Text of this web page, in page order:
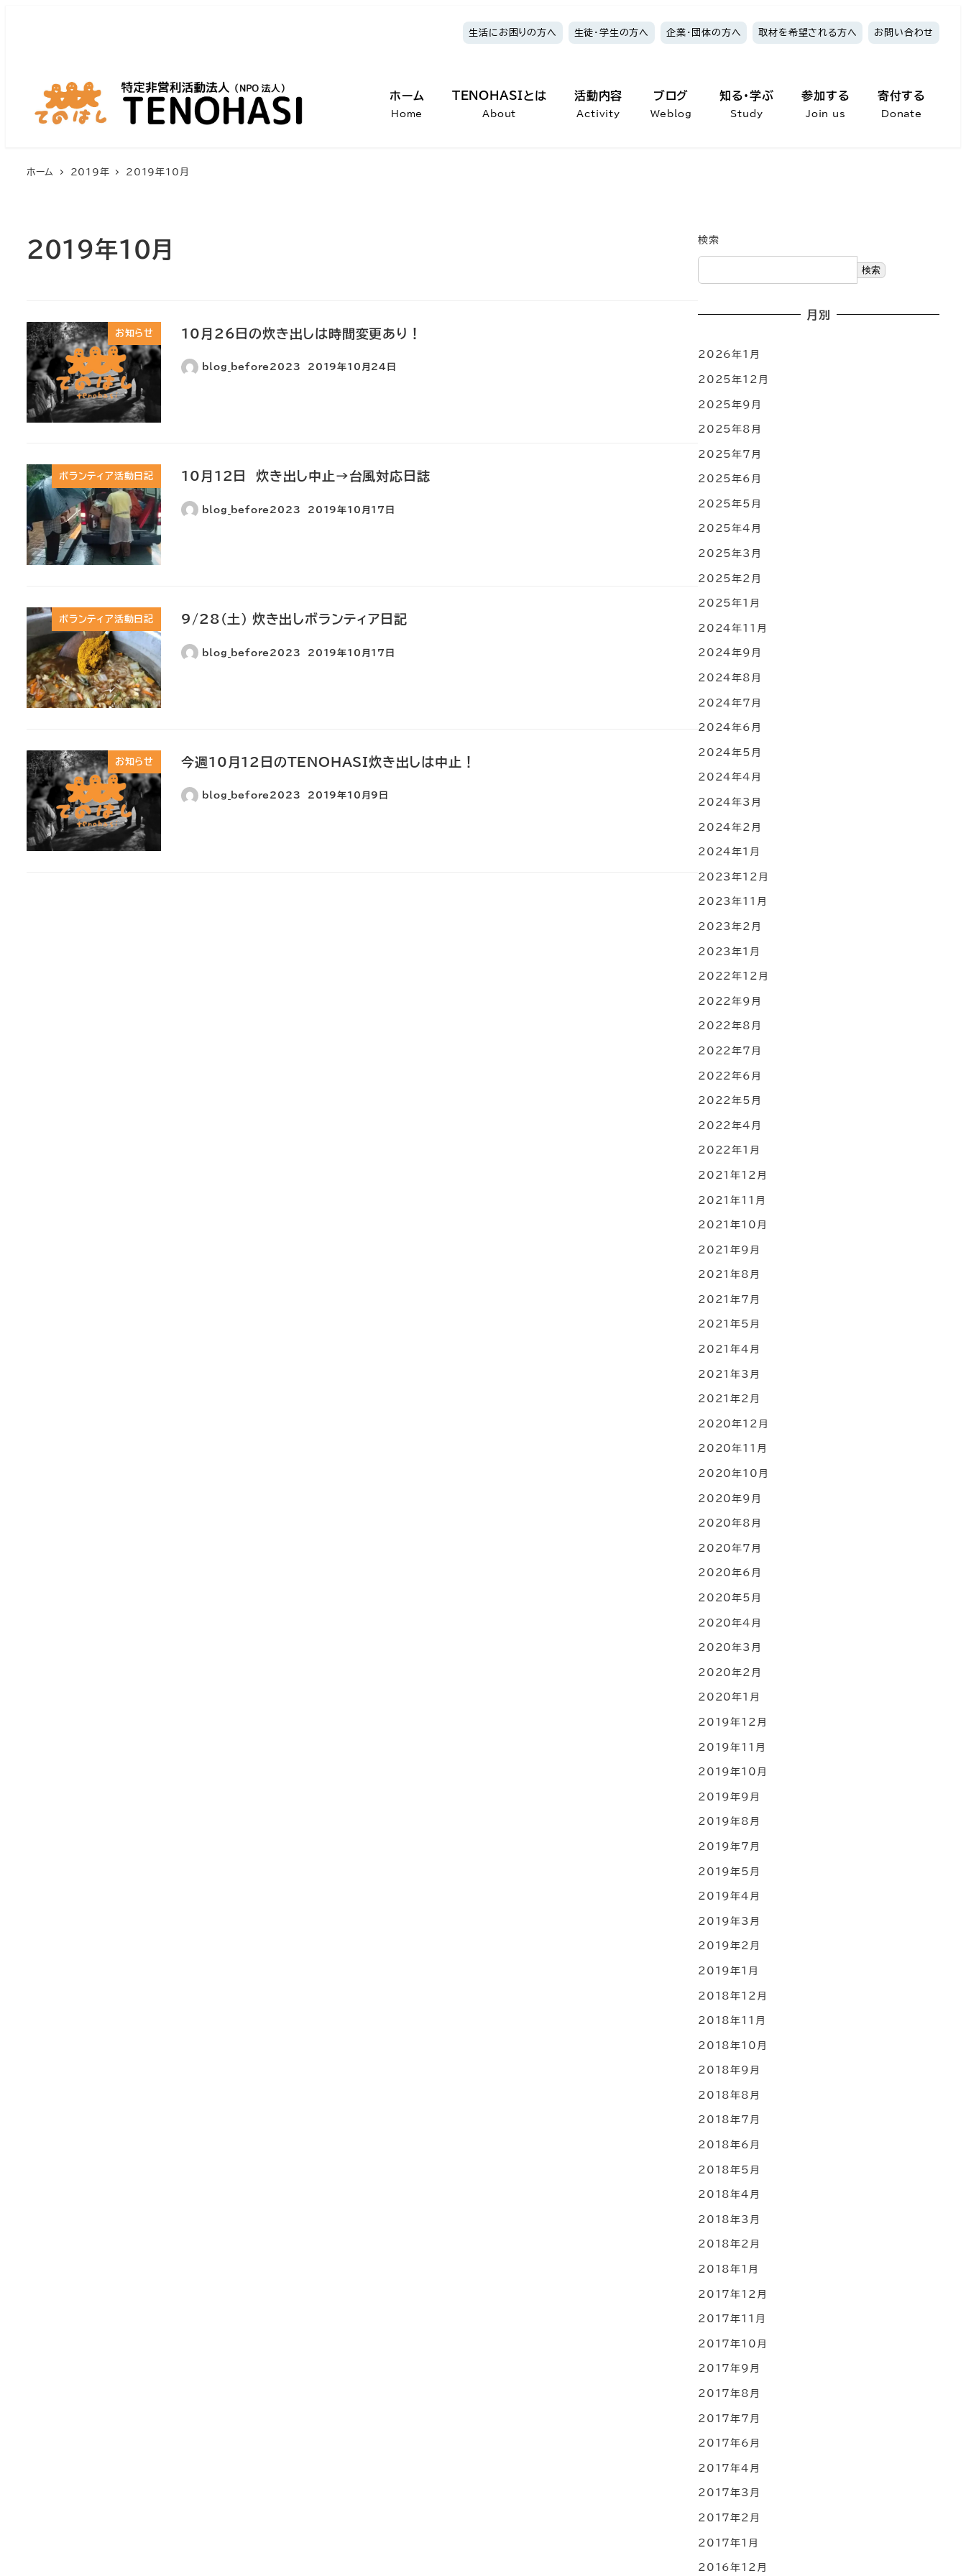
生活にお困りの方へ 生徒・学生の方へ 企業・団体の方へ 取材を希望される方へ お問い合わせ
ホーム
Home
TENOHASIとは
About
活動内容
Activity
ブログ
Weblog
知る・学ぶ
Study
参加する
Join us
寄付する
Donate
ホーム 2019年 2019年10月
2019年10月
お知らせ 10月26日の炊き出しは時間変更あり！
blog_before2023 2019年10月24日
ボランティア活動日記 10月12日 炊き出し中止→台風対応日誌
blog_before2023 2019年10月17日
ボランティア活動日記 9/28(土) 炊き出しボランティア日記
blog_before2023 2019年10月17日
お知らせ 今週10月12日のTENOHASI炊き出しは中止！
blog_before2023 2019年10月9日
検索
検索
月別
2026年1月
2025年12月
2025年9月
2025年8月
2025年7月
2025年6月
2025年5月
2025年4月
2025年3月
2025年2月
2025年1月
2024年11月
2024年9月
2024年8月
2024年7月
2024年6月
2024年5月
2024年4月
2024年3月
2024年2月
2024年1月
2023年12月
2023年11月
2023年2月
2023年1月
2022年12月
2022年9月
2022年8月
2022年7月
2022年6月
2022年5月
2022年4月
2022年1月
2021年12月
2021年11月
2021年10月
2021年9月
2021年8月
2021年7月
2021年5月
2021年4月
2021年3月
2021年2月
2020年12月
2020年11月
2020年10月
2020年9月
2020年8月
2020年7月
2020年6月
2020年5月
2020年4月
2020年3月
2020年2月
2020年1月
2019年12月
2019年11月
2019年10月
2019年9月
2019年8月
2019年7月
2019年5月
2019年4月
2019年3月
2019年2月
2019年1月
2018年12月
2018年11月
2018年10月
2018年9月
2018年8月
2018年7月
2018年6月
2018年5月
2018年4月
2018年3月
2018年2月
2018年1月
2017年12月
2017年11月
2017年10月
2017年9月
2017年8月
2017年7月
2017年6月
2017年4月
2017年3月
2017年2月
2017年1月
2016年12月